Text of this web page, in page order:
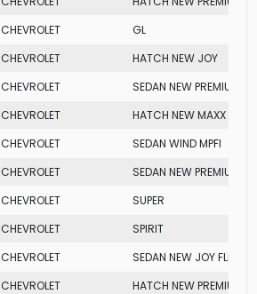
CHEVROLET
GL
CHEVROLET
HATCH NEW JOY
CHEVROLET
SEDAN NEW PREMIUM
CHEVROLET
HATCH NEW MAXX
CHEVROLET
SEDAN WIND MPFI
CHEVROLET
SEDAN NEW PREMIUM
CHEVROLET
SUPER
CHEVROLET
SPIRIT
CHEVROLET
SEDAN NEW JOY FLEX
CHEVROLET
HATCH NEW PREMIUM